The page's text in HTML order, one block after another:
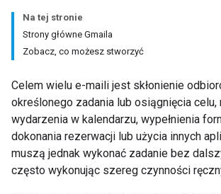
Na tej stronie
Strony główne Gmaila
Zobacz, co możesz stworzyć
Celem wielu e-maili jest skłonienie
określonego zadania lub osiągnięcia celu,
wydarzenia w kalendarzu, wypełnienia
dokonania rezerwacji lub użycia innych
muszą jednak wykonać zadanie bez
często wykonując szereg czynności